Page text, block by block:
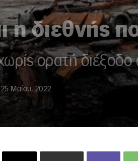
η διεθνής
ορατή
25 Μαΐου, 2022